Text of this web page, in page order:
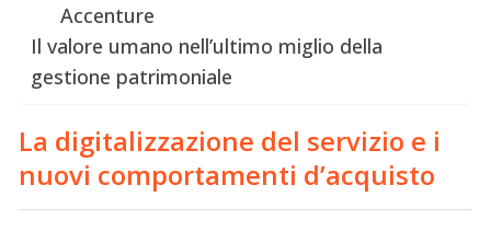
Accenture
Il valore umano nell’ultimo miglio della
gestione patrimoniale
La digitalizzazione del servizio e i
nuovi comportamenti d’acquisto